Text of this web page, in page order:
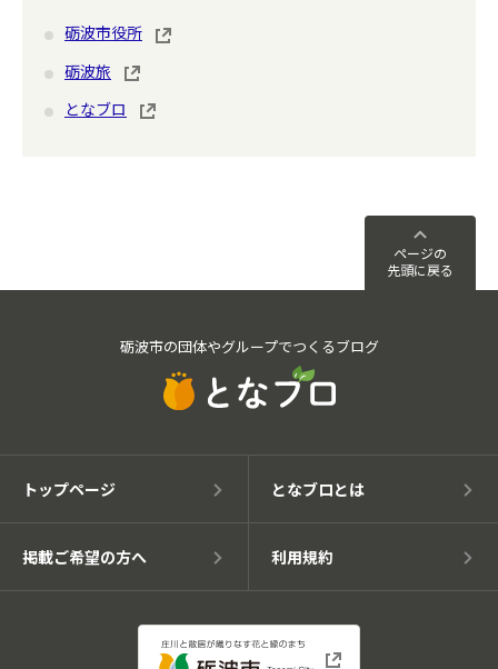
砺波市役所
砺波旅
となブロ
ページの
先頭に戻る
砺波市の団体やグループでつくるブログ
トップページ となブロとは
掲載ご希望の方へ 利用規約